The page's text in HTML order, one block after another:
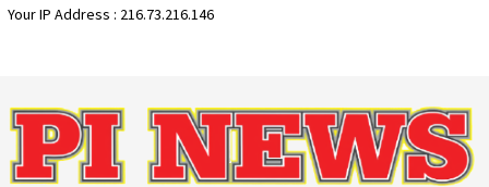
Your IP Address : 216.73.216.146